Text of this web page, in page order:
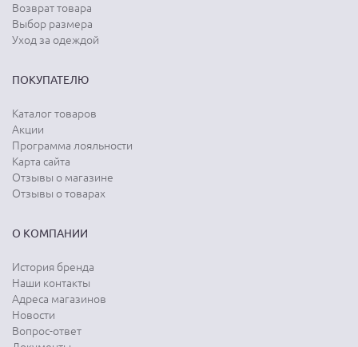
Возврат товара
Выбор размера
Уход за одеждой
ПОКУПАТЕЛЮ
Каталог товаров
Акции
Программа лояльности
Карта сайта
Отзывы о магазине
Отзывы о товарах
О КОМПАНИИ
История бренда
Наши контакты
Адреса магазинов
Новости
Вопрос-ответ